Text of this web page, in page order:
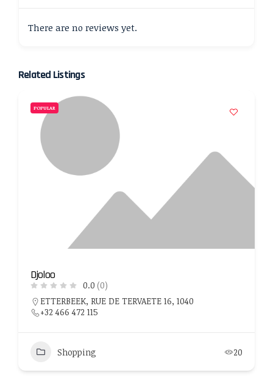
There are no reviews yet.
Related Listings
POPULAR
Djoloo
0.0 (0)
ETTERBEEK, RUE DE TERVAETE 16, 1040
+32 466 472 115
Shopping 20